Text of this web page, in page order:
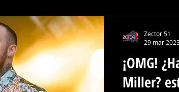
¡OMG!
Miller?
Zector 51
29 mar